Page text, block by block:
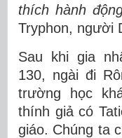
thích hành
Tryphon, người
Sau khi gia
130, ngài đi
trường học
thính giả có
giáo. Chúng ta